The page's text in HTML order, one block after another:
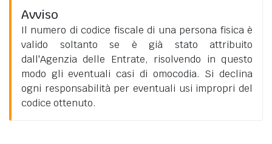
Avviso
Il numero di codice fiscale di una persona fisica è
valido soltanto se è già stato attribuito
dall'Agenzia delle Entrate, risolvendo in questo
modo gli eventuali casi di omocodia. Si declina
ogni responsabilità per eventuali usi impropri del
codice ottenuto.